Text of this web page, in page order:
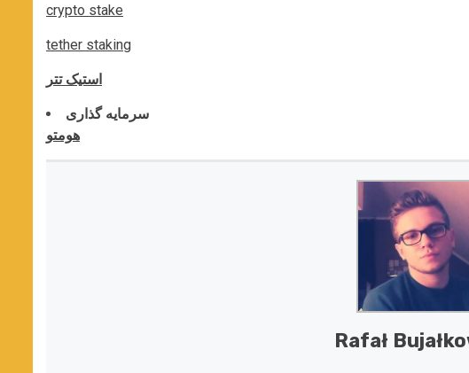
crypto stake
tether staking
استیک تتر
سرمایه گذاری
هومتو
Rafał